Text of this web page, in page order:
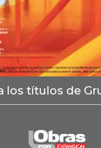
los títulos de